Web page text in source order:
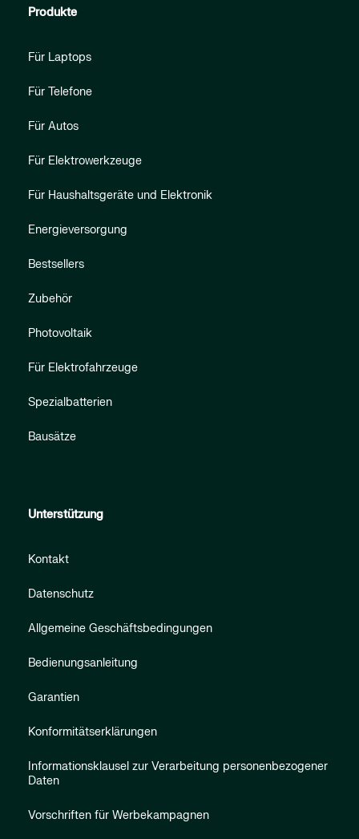
Produkte
Für Laptops
Für Telefone
Für Autos
Für Elektrowerkzeuge
Für Haushaltsgeräte und Elektronik
Energieversorgung
Bestsellers
Zubehör
Photovoltaik
Für Elektrofahrzeuge
Spezialbatterien
Bausätze
Unterstützung
Kontakt
Datenschutz
Allgemeine Geschäftsbedingungen
Bedienungsanleitung
Garantien
Konformitätserklärungen
Informationsklausel zur Verarbeitung personenbezogener
Daten
Vorschriften für Werbekampagnen